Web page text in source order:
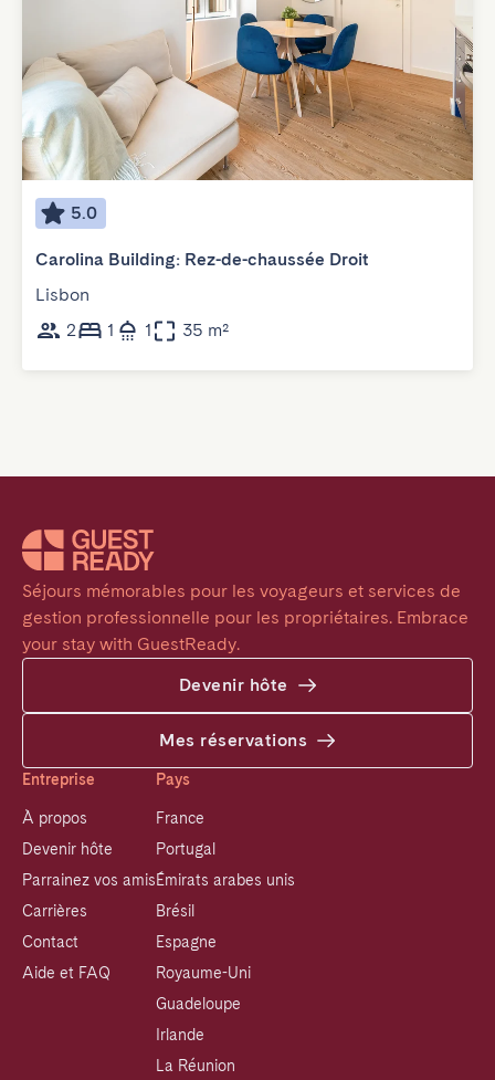
5.0
Carolina Building: Rez-de-chaussée Droit
Lisbon
2
1 1 35 m²
Séjours mémorables pour les voyageurs et services de
gestion professionnelle pour les propriétaires. Embrace
your stay with GuestReady.
Devenir hôte
Mes réservations
Entreprise
À propos
Devenir hôte
Parrainez vos amis
Carrières
Contact
Aide et FAQ
Pays
France
Portugal
Émirats arabes unis
Brésil
Espagne
Royaume-Uni
Guadeloupe
Irlande
La Réunion